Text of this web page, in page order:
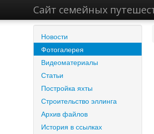
Сайт семейных
Новости
Фотогалерея
Видеоматериалы
Статьи
Постройка яхты
Строительство эллинга
Архив файлов
История в ссылках